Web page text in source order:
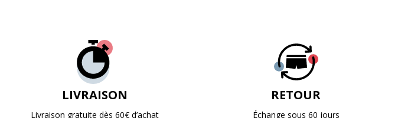
LIVRAISON
Livraison gratuite dès 60€ d’achat
RETOUR
Échange sous 60 jours